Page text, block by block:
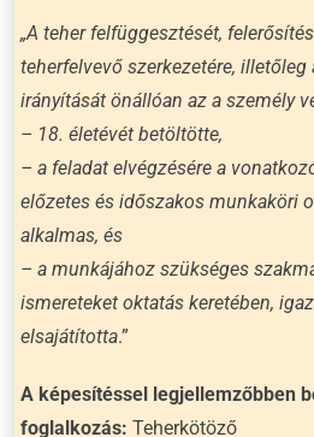
„A teher felfüggesztését,
teherfelvevő szerkezetére,
irányítását önállóan az a személy
– 18. életévét betöltötte,
– a feladat elvégzésére a
előzetes és időszakos munkaköri
alkalmas, és
– a munkájához szükséges
ismereteket oktatás keretében,
elsajátította.”
A képesítéssel legjellemzőbben
foglalkozás: Teherkötöző